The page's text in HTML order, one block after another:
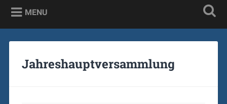
MENU
Jahreshauptversammlung